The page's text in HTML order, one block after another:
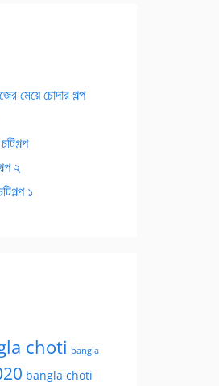
মেয়ে চোদার গল্প
২
১
choti bangla
bangla choti